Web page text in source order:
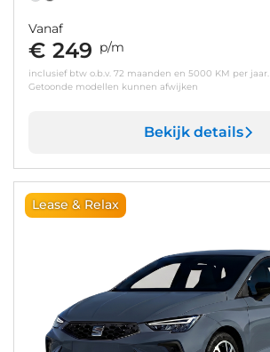
Vanaf
€ 249 p/m
inclusief btw o.b.v. 72 maanden en 5000 KM per jaar.
Getoonde modellen kunnen afwijken
Bekijk details
Lease & Relax